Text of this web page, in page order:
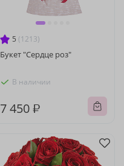
5 (1213)
Букет "Сердце роз"
В наличии
7 450 ₽